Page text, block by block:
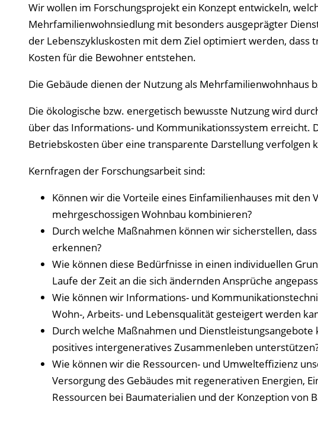
Wir wollen im Forschungsprojekt ein Konzept entwickeln,
Mehrfamilienwohnsiedlung mit besonders ausgeprägter
der Lebenszykluskosten mit dem Ziel optimiert werden, dass
Kosten für die Bewohner entstehen.
Die Gebäude dienen der Nutzung als Mehrfamilienwohnhaus
Die ökologische bzw. energetisch bewusste Nutzung wird
über das Informations- und Kommunikationssystem erreicht.
Betriebskosten über eine transparente Darstellung verfolgen
Kernfragen der Forschungsarbeit sind:
Können wir die Vorteile eines Einfamilienhauses mit den
mehrgeschossigen Wohnbau kombinieren?
Durch welche Maßnahmen können wir sicherstellen,
erkennen?
Wie können diese Bedürfnisse in einen individuellen
Laufe der Zeit an die sich ändernden Ansprüche
Wie können wir Informations- und
Wohn-, Arbeits- und Lebensqualität gesteigert werden
Durch welche Maßnahmen und
positives intergeneratives Zusammenleben
Wie können wir die Ressourcen- und Umwelteffizienz
Versorgung des Gebäudes mit regenerativen Energien,
Ressourcen bei Baumaterialien und der Konzeption von